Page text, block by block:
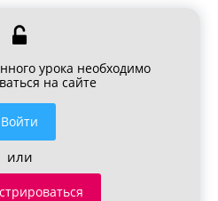
урока необходимо
на сайте
Войти
или